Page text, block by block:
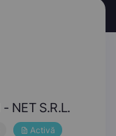
NET S.R.L.
Activă